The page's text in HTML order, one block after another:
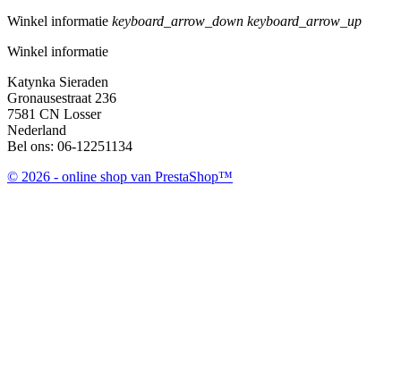
Winkel informatie keyboard_arrow_down keyboard_arrow_up
Winkel informatie
Katynka Sieraden
Gronausestraat 236
7581 CN Losser
Nederland
Bel ons: 06-12251134
© 2026 - online shop van PrestaShop™